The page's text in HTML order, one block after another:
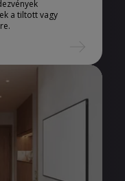
a tiltott vagy